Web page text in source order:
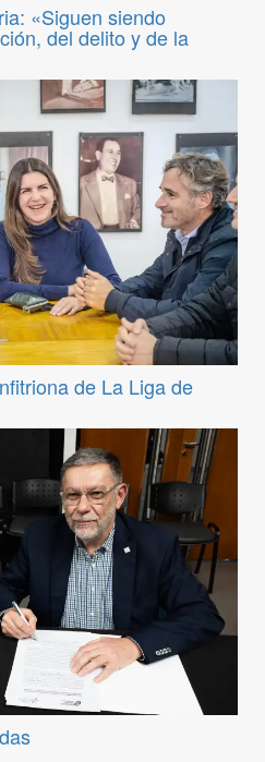
«Siguen siendo
del delito y de la
de La Liga de